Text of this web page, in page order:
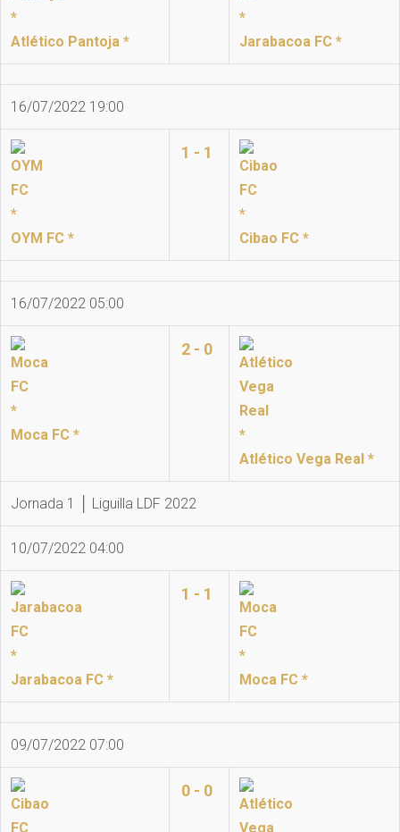
Atlético Pantoja * Jarabacoa FC *
16/07/2022 19:00
OYM FC *
1 - 1
Cibao FC *
16/07/2022 05:00
Moca FC *
2 - 0
Atlético Vega Real *
Jornada 1 │ Liguilla LDF 2022
10/07/2022 04:00
Jarabacoa FC *
1 - 1
Moca FC *
09/07/2022 07:00
0 - 0